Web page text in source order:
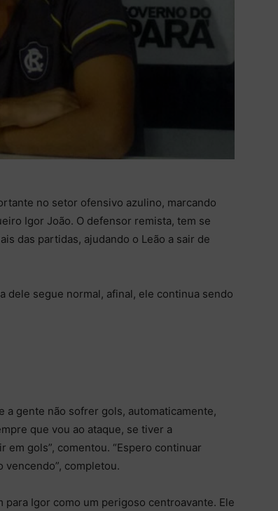
no setor ofensivo azulino, marcando
Igor João. O defensor remista, tem se
das partidas, ajudando o Leão a sair de
dele segue normal, afinal, ele continua sendo
a gente não sofrer gols, automaticamente,
que vou ao ataque, se tiver a
gols”, comentou. “Espero continuar
vencendo”, completou.
Igor como um perigoso centroavante. Ele